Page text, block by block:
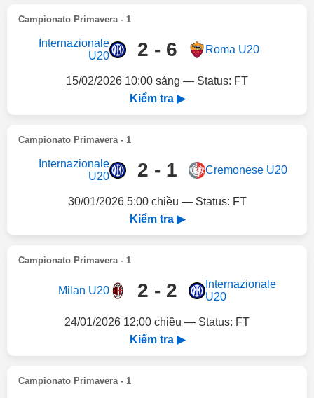
Campionato Primavera - 1
Internazionale
U20
2 - 6 Roma U20
15/02/2026 10:00 sáng — Status: FT
Kiểm tra ▶
Campionato Primavera - 1
Internazionale
U20
2 - 1 Cremonese U20
30/01/2026 5:00 chiều — Status: FT
Kiểm tra ▶
Campionato Primavera - 1
Milan U20 2 - 2
Internazionale
U20
24/01/2026 12:00 chiều — Status: FT
Kiểm tra ▶
Campionato Primavera - 1